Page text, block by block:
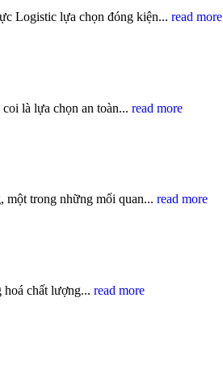
Logistic lựa chọn đóng kiện... read more
là lựa chọn an toàn... read more
một trong những mối quan... read more
chất lượng... read more